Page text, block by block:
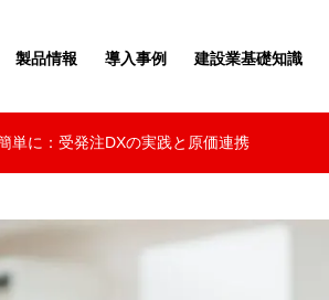
製品情報 導入事例 建設業基礎知識
単に：受発注DXの実践と原価連携